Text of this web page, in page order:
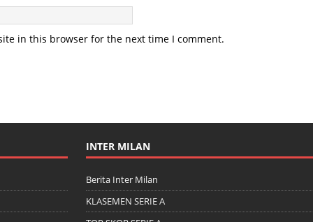
in this browser for the next time I comment.
INTER MILAN
Berita Inter Milan
KLASEMEN SERIE A